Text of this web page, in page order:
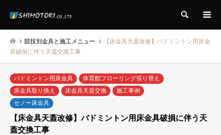
検索
競技別金具と施工メニュー
【床金具天蓋改修】バドミントン用床金
具破損に伴う天蓋交換工事
バドミントン用床金具
体育館フローリング張り替え
床金具取り換え
床金具天蓋交換
施工事例
セノー床金具
【床金具天蓋改修】バドミントン用床金具破損に伴う天
蓋交換工事